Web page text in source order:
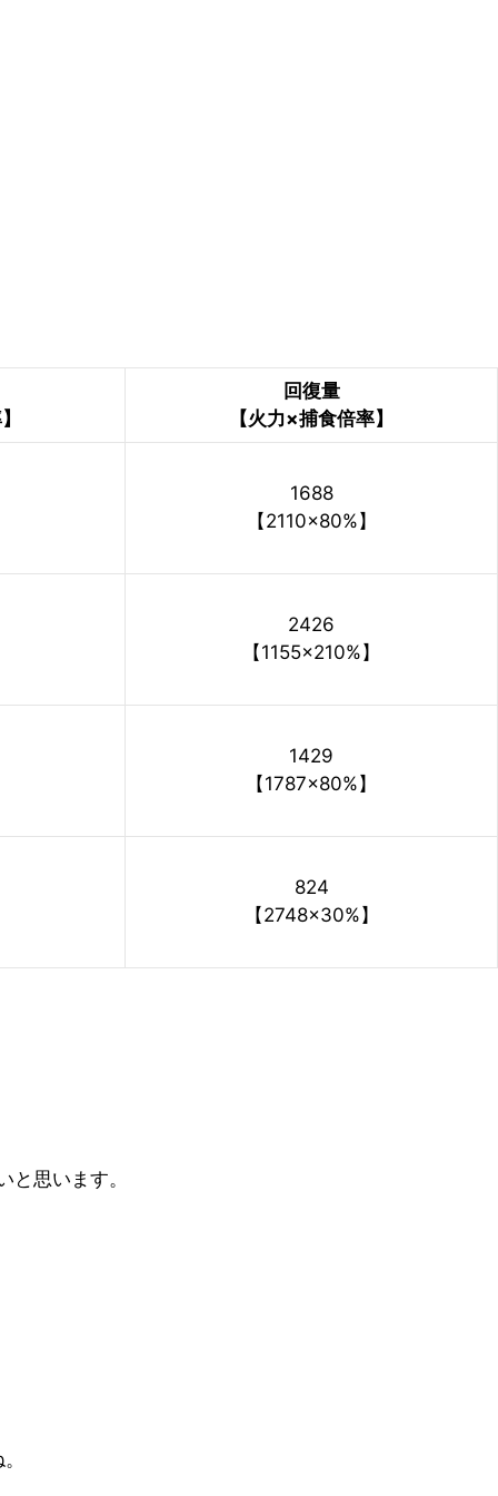
回復量
【火力×捕食倍率】
1688
【2110×80%】
2426
【1155×210%】
1429
【1787×80%】
824
【2748×30%】
思います。